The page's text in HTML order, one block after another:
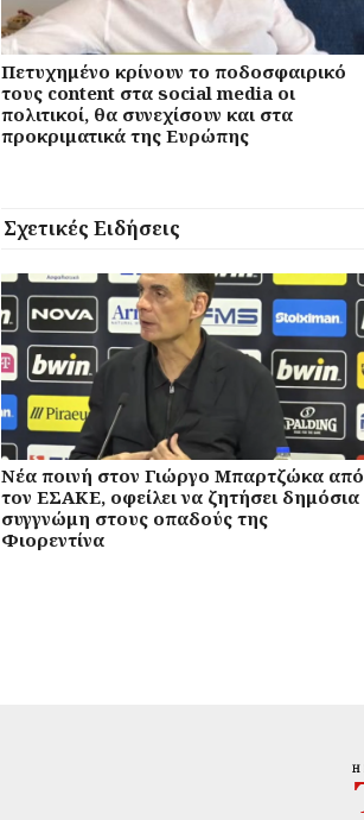
Πετυχημένο κρίνουν το ποδοσφαιρικό
τους content στα social media οι
πολιτικοί, θα συνεχίσουν και στα
προκριματικά της Ευρώπης
Σχετικές Ειδήσεις
Νέα ποινή στον Γιώργο Μπαρτζώκα από
τον ΕΣΑΚΕ, οφείλει να ζητήσει δημόσια
συγγνώμη στους οπαδούς της
Φιορεντίνα